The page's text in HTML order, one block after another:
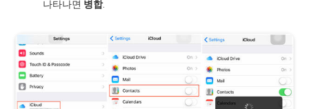
나타나면 병합.